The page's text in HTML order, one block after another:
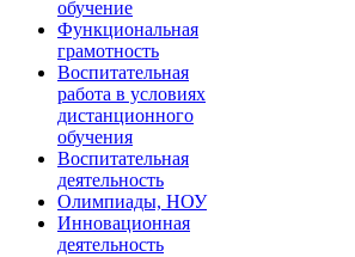
обучение
Функциональная
грамотность
Воспитательная
работа в условиях
дистанционного
обучения
Воспитательная
деятельность
Олимпиады, НОУ
Инновационная
деятельность